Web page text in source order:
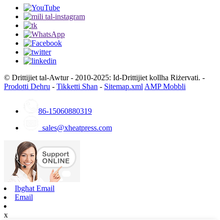
© Drittijiet tal-Awtur - 2010-2025: Id-Drittijiet kollha Riżervati. -
Prodotti Dehru - Tikketti Sħan - Sitemap.xml AMP Mobbli
86-15060880319
sales@xheatpress.com
Ibgħat Email
Email
x